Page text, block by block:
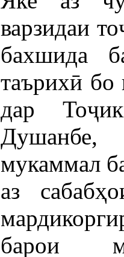
варзидаи
бахшида
таърихӣ
дар
мукаммал
аз
барои